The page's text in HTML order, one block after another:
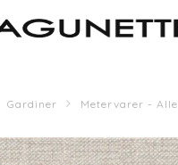
Gardiner Metervarer - Alle